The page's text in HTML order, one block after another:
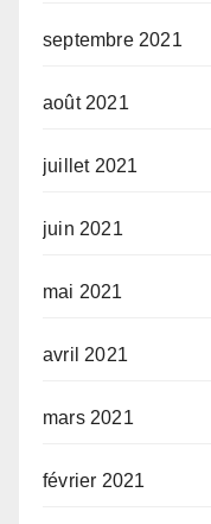
septembre 2021
août 2021
juillet 2021
juin 2021
mai 2021
avril 2021
mars 2021
février 2021